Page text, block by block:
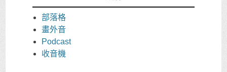
部落格
畫外音
Podcast
收音機